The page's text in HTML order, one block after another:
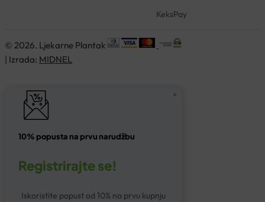
KeksPay
© 2026. Ljekarne Plantak
| Izrada: MIDNEL
10% popusta na prvu narudžbu
Registrirajte se!
Iskoristite popust od 10% na prvu kupnju